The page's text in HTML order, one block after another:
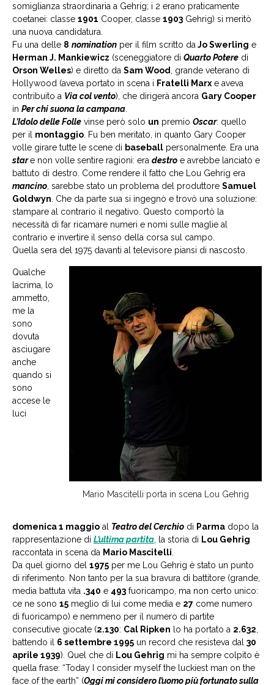
somiglianza straordinaria a Gehrig; i 2 erano praticamente
coetanei: classe 1901 Cooper, classe 1903 Gehrig) si meritò
una nuova candidatura.
Fu una delle 8 nomination per il film scritto da Jo Swerling e
Herman J. Mankiewicz (sceneggiatore di Quarto Potere di
Orson Welles) e diretto da Sam Wood , grande veterano di
Hollywood (aveva portato in scena i Fratelli Marx e aveva
contribuito a Via col vento), che dirigerà ancora Gary Cooper
in Per chi suona la campana
L’Idolo delle Folle vinse però solo un premio Oscar: quello
per il montaggio . Fu ben meritato, in quanto Gary Cooper
volle girare tutte le scene di baseball personalmente. Era una
stare non volle sentire ragioni: era destro e avrebbe lanciato e
battuto di destro. Come rendere il fatto che Lou Gehrig era
mancino , sarebbe stato un problema del produttore Samuel
Goldwyn . Che da parte sua si ingegnò e trovò una soluzione:
stampare al contrario il negativo. Questo comportò la
necessità di far ricamare numeri e nomi sulle maglie al
contrario e invertire il senso della corsa sul campo.
Quella sera del 1975 davanti al televisore piansi di nascosto.
Mario Mascitelli porta in scena Lou Gehrig
Qualche
lacrima, lo
ammetto,
me la
sono
dovuta
asciugare
anche
quando si
sono
accese le
luci
domenica 1 maggio al Teatro del Cerchio di Parma dopo la
rappresentazione di L’ultima partita , la storia di Lou Gehrig
raccontata in scena da Mario Mascitelli
Da quel giorno del 1975 per me Lou Gehrig è stato un punto
di riferimento. Non tanto per la sua bravura di battitore (grande,
media battuta vita .340 e 493 fuoricampo, ma non certo unico:
ce ne sono 15 meglio di lui come media e 27 come numero
di fuoricampo) e nemmeno per il numero di partite
consecutive giocate (2.130: Cal Ripken lo ha portato a 2.632
battendo il 6 settembre 1995 un record che resisteva dal 30
aprile 1939). Quel che di Lou Gehrig mi ha sempre colpito è
quella frase: “Today I consider myself the luckiest man on the
face of the earth” (Oggi mi considero l’uomo più fortunato sulla